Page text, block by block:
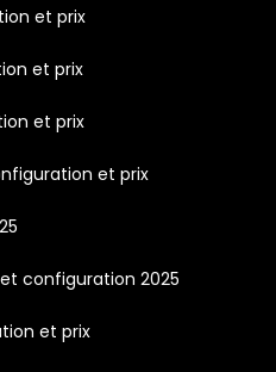
et prix
et prix
et prix
et prix
et configuration 2025
et prix